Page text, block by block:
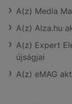
A(z) Media
A(z) Alza.hu
A(z) Expert
újságjai
A(z) eMAG